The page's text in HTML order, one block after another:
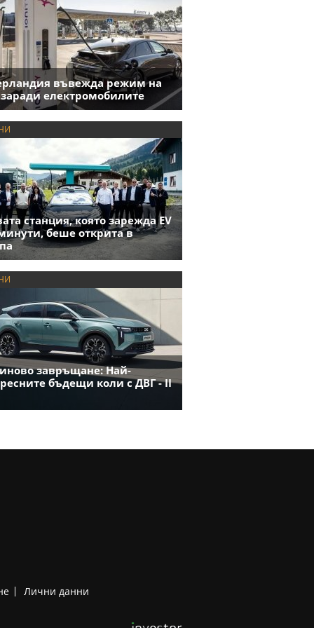
въвежда режим на
заради електромобилите
станция, която зарежда EV
беше открита в
завръщане: Най-
бъдещи коли с ДВГ - II
Лични данни